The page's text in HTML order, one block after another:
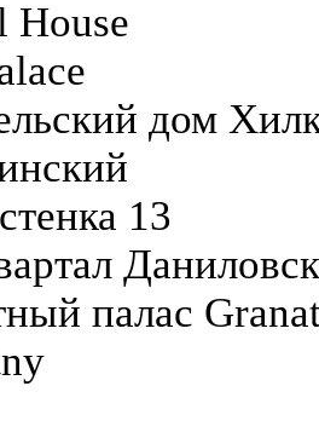
House
дом
13
палас